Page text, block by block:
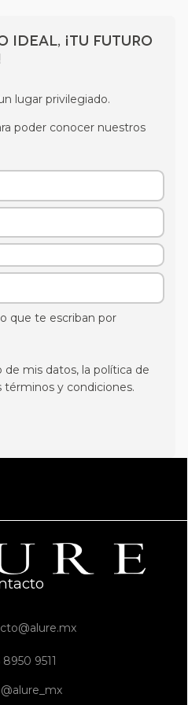
ideal, ¡tu futuro
lugar privilegiado.
poder conocer nuestros
que te escriban por
mis datos, la política de
términos y condiciones.
8950 9511
@alure_mx